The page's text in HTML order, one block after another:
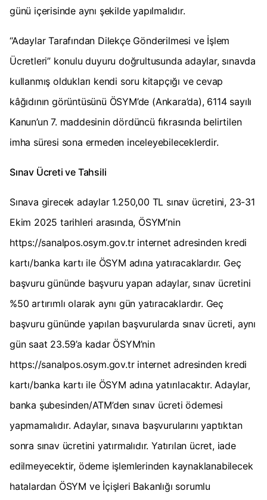
günü içerisinde aynı şekilde yapılmalıdır.
“Adaylar Tarafından Dilekçe Gönderilmesi ve İşlem
Ücretleri” konulu duyuru doğrultusunda adaylar, sınavda
kullanmış oldukları kendi soru kitapçığı ve cevap
kâğıdının görüntüsünü ÖSYM’de (Ankara’da), 6114 sayılı
Kanun’un 7. maddesinin dördüncü fıkrasında belirtilen
imha süresi sona ermeden inceleyebileceklerdir.
Sınav Ücreti ve Tahsili
Sınava girecek adaylar 1.250,00 TL sınav ücretini, 23-31
Ekim 2025 tarihleri arasında, ÖSYM’nin
https://sanalpos.osym.gov.tr internet adresinden kredi
kartı/banka kartı ile ÖSYM adına yatıracaklardır. Geç
başvuru gününde başvuru yapan adaylar, sınav ücretini
%50 artırımlı olarak aynı gün yatıracaklardır. Geç
başvuru gününde yapılan başvurularda sınav ücreti, aynı
gün saat 23.59’a kadar ÖSYM’nin
https://sanalpos.osym.gov.tr internet adresinden kredi
kartı/banka kartı ile ÖSYM adına yatırılacaktır. Adaylar,
banka şubesinden/ATM’den sınav ücreti ödemesi
yapmamalıdır. Adaylar, sınava başvurularını yaptıktan
sonra sınav ücretini yatırmalıdır. Yatırılan ücret, iade
edilmeyecektir, ödeme işlemlerinden kaynaklanabilecek
hatalardan ÖSYM ve İçişleri Bakanlığı sorumlu